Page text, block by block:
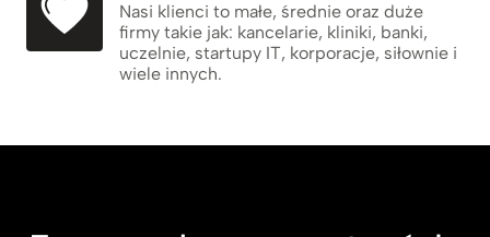
Nasi klienci to małe, średnie oraz duże
firmy takie jak: kancelarie, kliniki, banki,
uczelnie, startupy IT, korporacje, siłownie i
wiele innych.